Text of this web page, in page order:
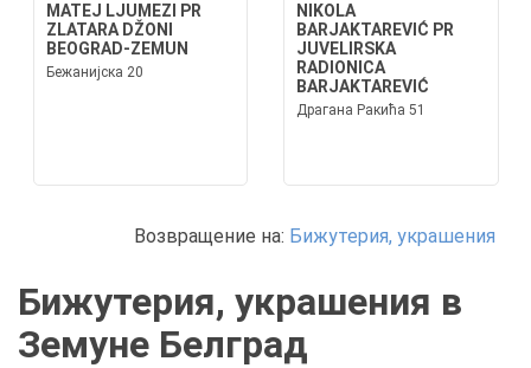
MATEJ LJUMEZI PR
ZLATARA DŽONI
BEOGRAD-ZEMUN
Бежанијска 20
NIKOLA
BARJAKTAREVIĆ PR
JUVELIRSKA
RADIONICA
BARJAKTAREVIĆ
Драгана Ракића 51
Возвращение на: Бижутерия, украшения
Бижутерия, украшения в
Земуне Белград